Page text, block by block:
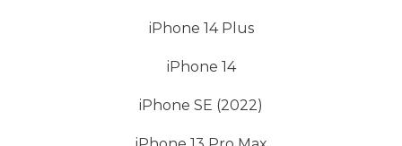
iPhone 14 Plus
iPhone 14
iPhone SE (2022)